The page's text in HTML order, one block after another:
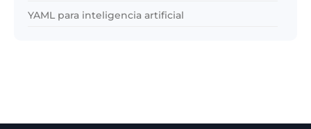
YAML para inteligencia artificial